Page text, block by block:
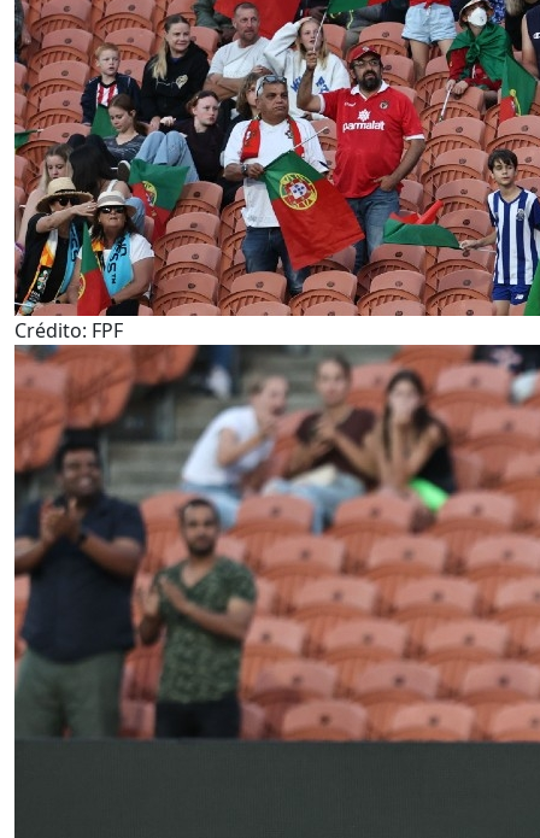
Crédito: FPF